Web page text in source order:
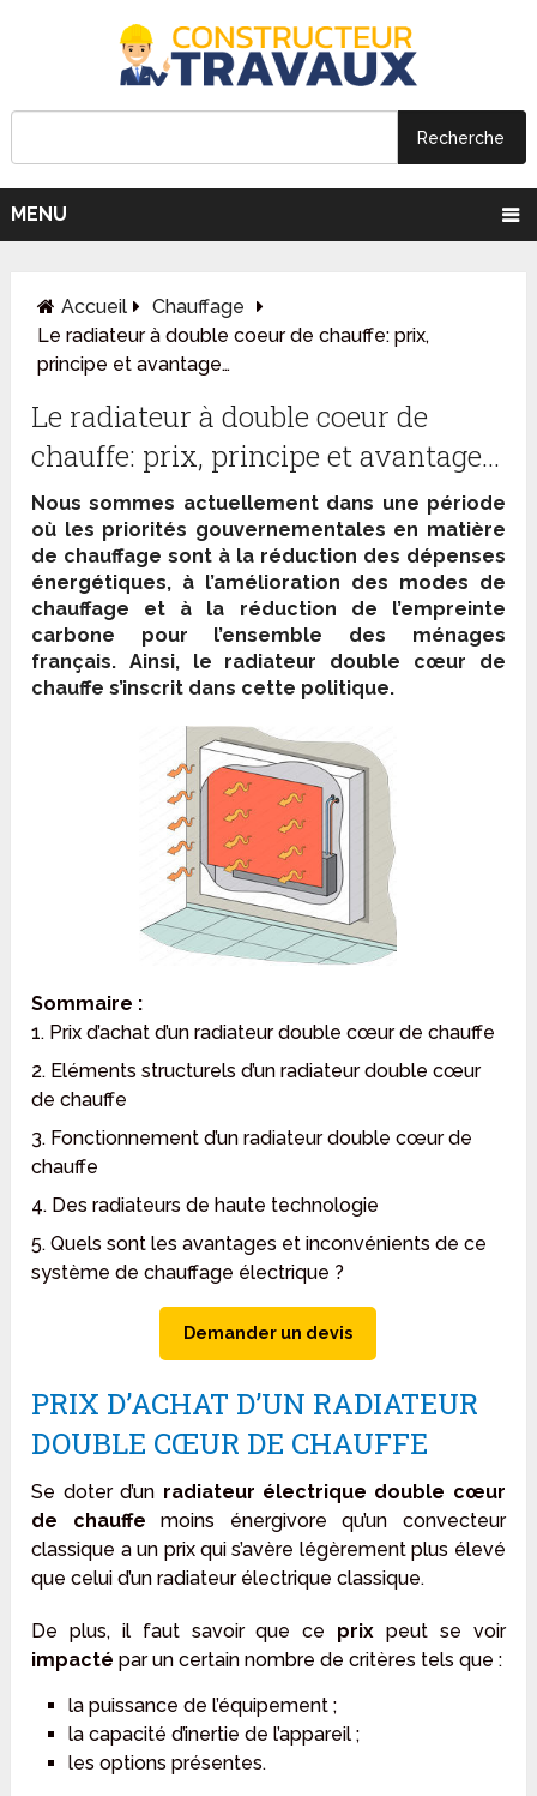
MENU
Accueil
Chauffage
Le radiateur à double coeur de chauffe: prix,
principe et avantage…
Le radiateur à double coeur de
chauffe: prix, principe et avantage…
Nous sommes actuellement dans une période
où les priorités gouvernementales en matière
de chauffage sont à la réduction des dépenses
énergétiques, à l’amélioration des modes de
chauffage et à la réduction de l’empreinte
carbone pour l’ensemble des ménages
français. Ainsi, le radiateur double cœur de
chauffe s’inscrit dans cette politique.
Sommaire :
1. Prix d’achat d’un radiateur double cœur de chauffe
2. Eléments structurels d’un radiateur double cœur
de chauffe
3. Fonctionnement d’un radiateur double cœur de
chauffe
4. Des radiateurs de haute technologie
5. Quels sont les avantages et inconvénients de ce
système de chauffage électrique ?
Demander un devis
PRIX D’ACHAT D’UN RADIATEUR
DOUBLE CŒUR DE CHAUFFE
Se doter d’un radiateur électrique double cœur
de chauffe moins énergivore qu’un convecteur
classique a un prix qui s’avère légèrement plus élevé
que celui d’un radiateur électrique classique.
De plus, il faut savoir que ce prixpeut se voir
impactépar un certain nombre de critères tels que :
la puissance de l’équipement ;
la capacité d’inertie de l’appareil ;
les options présentes.